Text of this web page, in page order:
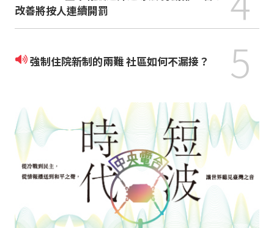
改善將按人連續開罰
強制住院新制的兩難 社區如何不漏接？ 5